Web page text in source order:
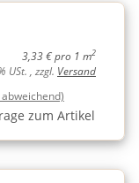
3,33 € pro 1 m2
USt. , zzgl. Versand
zum Artikel